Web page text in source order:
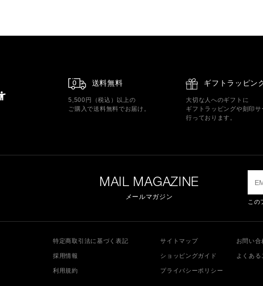
送料無料
5,500円（税込）以上の
ご購入で送料無料でお届け。
ギフトラッピン
大切な人へのギフトに
ギフトラッピングや刻印サ
行っております。
MAIL MAGAZINE
メールマガジン
この
特定商取引法に基づく表記 サイトマップ お問い合
採用情報 ショッピングガイド よくある
利用規約 プライバシーポリシー